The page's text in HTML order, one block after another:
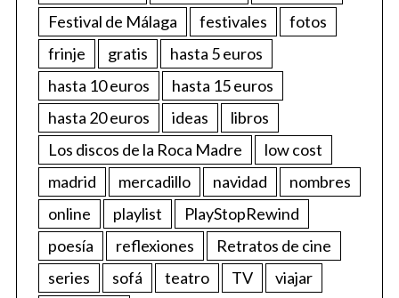
Festival de Málaga
festivales
fotos
frinje
gratis
hasta 5 euros
hasta 10 euros
hasta 15 euros
hasta 20 euros
ideas
libros
Los discos de la Roca Madre
low cost
madrid
mercadillo navidad
nombres
online
playlist
PlayStopRewind
poesía
reflexiones
Retratos de cine
series
sofá teatro TV
viajar